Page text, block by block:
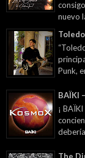
nuevo
Punk,
BAÏKI
¡